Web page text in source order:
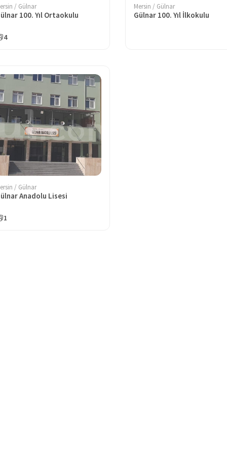
/ Gülnar
100. Yıl Ortaokulu
4
Mersin / Gülnar
Gülnar 100. Yıl İlkokulu
/ Gülnar
Anadolu Lisesi
1